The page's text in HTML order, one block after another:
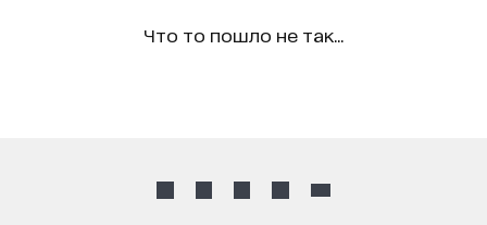
Что то пошло не так...